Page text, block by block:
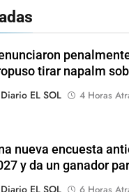
tirar napalm
Diario EL SOL
4 Horas
nueva encuesta
y da un ganador